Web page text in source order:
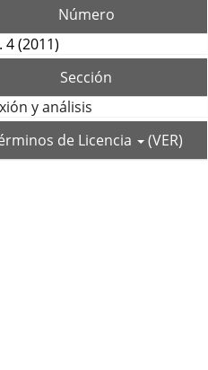
Número
4 (2011)
Sección
y análisis
de Licencia
(VER)